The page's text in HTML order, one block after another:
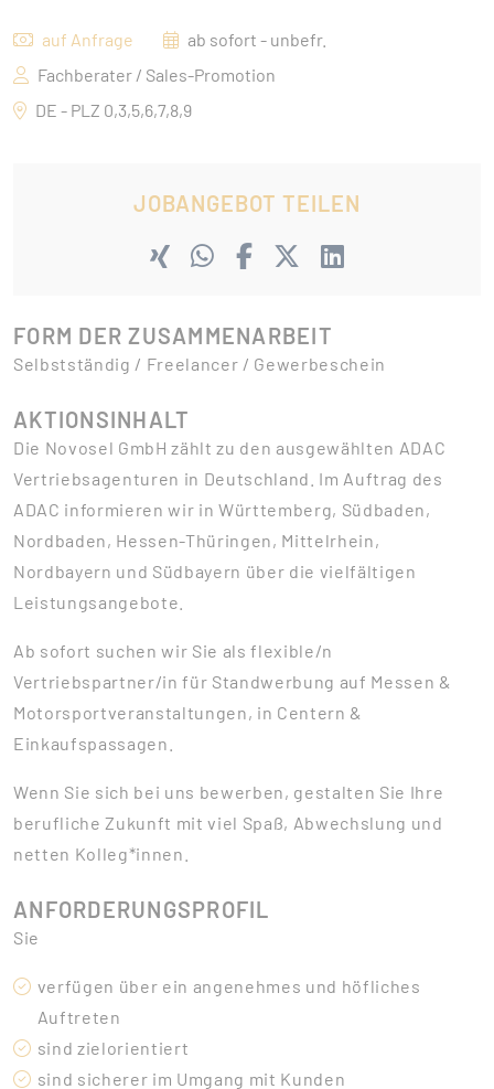
auf Anfrage
ab sofort - unbefr.
Fachberater / Sales-Promotion
DE - PLZ 0,3,5,6,7,8,9
JOBANGEBOT TEILEN
FORM DER ZUSAMMENARBEIT
Selbstständig / Freelancer / Gewerbeschein
AKTIONSINHALT
Die Novosel GmbH zählt zu den ausgewählten ADAC
Vertriebsagenturen in Deutschland. Im Auftrag des
ADAC informieren wir in Württemberg, Südbaden,
Nordbaden, Hessen-Thüringen, Mittelrhein,
Nordbayern und Südbayern über die vielfältigen
Leistungsangebote.
Ab sofort suchen wir Sie als flexible/n
Vertriebspartner/in für Standwerbung auf Messen &
Motorsportveranstaltungen, in Centern &
Einkaufspassagen.
Wenn Sie sich bei uns bewerben, gestalten Sie Ihre
berufliche Zukunft mit viel Spaß, Abwechslung und
netten Kolleg*innen.
ANFORDERUNGSPROFIL
Sie
verfügen über ein angenehmes und höfliches
Auftreten
sind zielorientiert
sind sicherer im Umgang mit Kunden